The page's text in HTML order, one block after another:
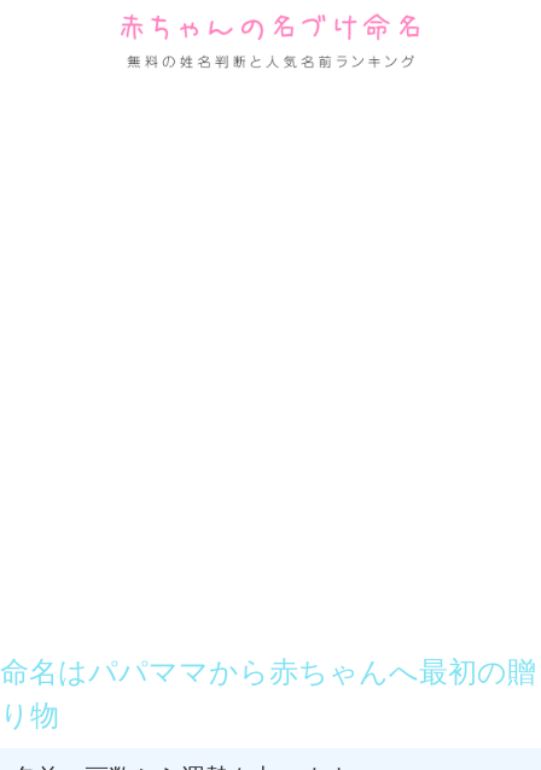
命名はパパママから赤ちゃんへ最初の贈
り物